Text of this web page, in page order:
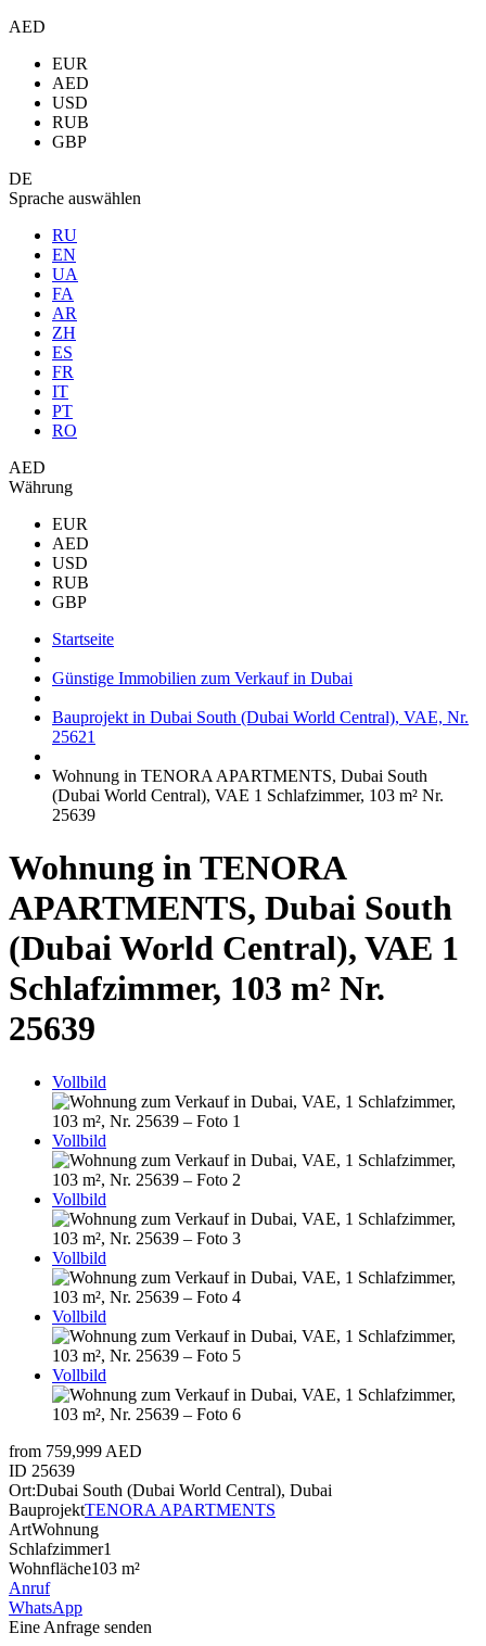
AED
EUR
AED
USD
RUB
GBP
DE
Sprache auswählen
RU
EN
UA
FA
AR
ZH
ES
FR
IT
PT
RO
AED
Währung
EUR
AED
USD
RUB
GBP
Startseite
Günstige Immobilien zum Verkauf in Dubai
Bauprojekt in Dubai South (Dubai World Central), VAE, Nr.
25621
Wohnung in TENORA APARTMENTS, Dubai South
(Dubai World Central), VAE 1 Schlafzimmer, 103 m² Nr.
25639
Wohnung in TENORA
APARTMENTS, Dubai South
(Dubai World Central), VAE 1
Schlafzimmer, 103 m² Nr.
25639
Vollbild
Vollbild
Vollbild
Vollbild
Vollbild
Vollbild
from 759,999 AED
ID 25639
Ort:Dubai South (Dubai World Central), Dubai
BauprojektTENORA APARTMENTS
ArtWohnung
Schlafzimmer1
Wohnfläche103 m²
Anruf
WhatsApp
Eine Anfrage senden